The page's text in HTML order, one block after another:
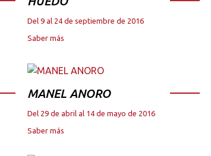
Del 9 al 24 de septiembre de 2016
Saber más
MANEL ANORO
Del 29 de abril al 14 de mayo de 2016
Saber más